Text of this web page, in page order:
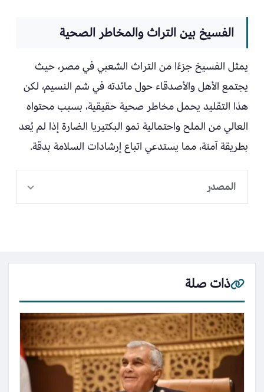
الفسيخ بين التراث والمخاطر الصحية
يمثل الفسيخ جزءًا من التراث الشعبي في مصر، حيث
يجتمع الأهل والأصدقاء حول مائدته في شم النسيم، لكن
هذا التقليد يحمل مخاطر صحية حقيقية، بسبب محتواه
العالي من الملح واحتمالية نمو البكتيريا الضارة إذا لم يُعد
بطريقة آمنة، مما يستدعي اتباع إرشادات السلامة بدقة.
المصدر
ذات صلة